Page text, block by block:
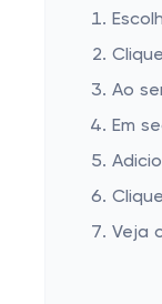
Ao
Em
Veja